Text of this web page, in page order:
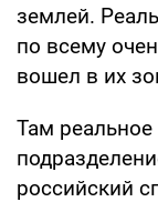
землей.
по всему
вошел в их
Там реальное
российский